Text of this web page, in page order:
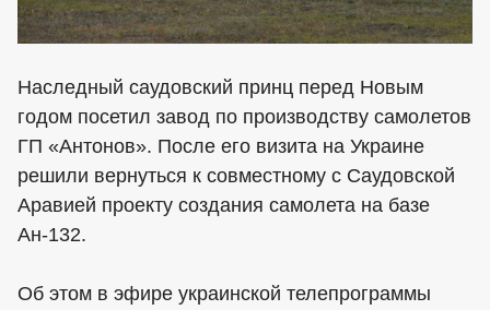
Наследный саудовский принц перед Новым
годом посетил завод по производству самолетов
ГП «Антонов». После его визита на Украине
решили вернуться к совместному с Саудовской
Аравией проекту создания самолета на базе
Ан-132.
Об этом в эфире украинской телепрограммы